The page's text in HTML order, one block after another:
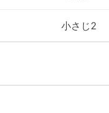
小さじ2